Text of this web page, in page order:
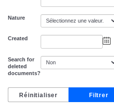
Nature
Created
Search for
deleted
documents?